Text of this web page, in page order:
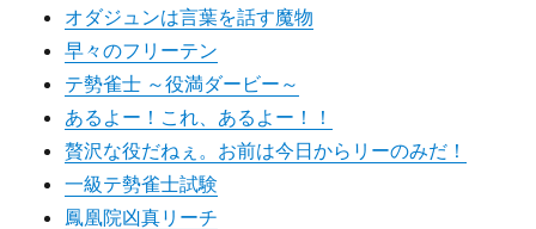
オダジュンは言葉を話す魔物
早々のフリーテン
テ勢雀士 ～役満ダービー～
あるよー！これ、あるよー！！
贅沢な役だねぇ。お前は今日からリーのみだ！
一級テ勢雀士試験
鳳凰院凶真リーチ